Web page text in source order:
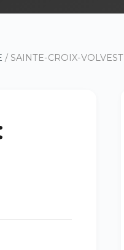
/ SAINTE-CROIX-